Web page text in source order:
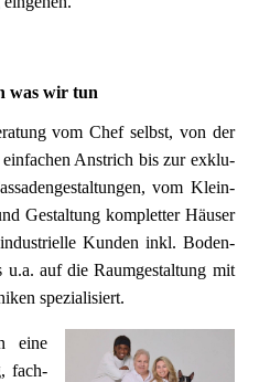
was wir tun
vom Chef selbst, von der
An­strich bis zur ex­klu­
vom Klein­­
Gestal­tung kom­plet­ter Häuser
Kun­den inkl. Boden­
u.a. auf die Raum­gestaltung mit
speziali­siert.
eine
fach­­